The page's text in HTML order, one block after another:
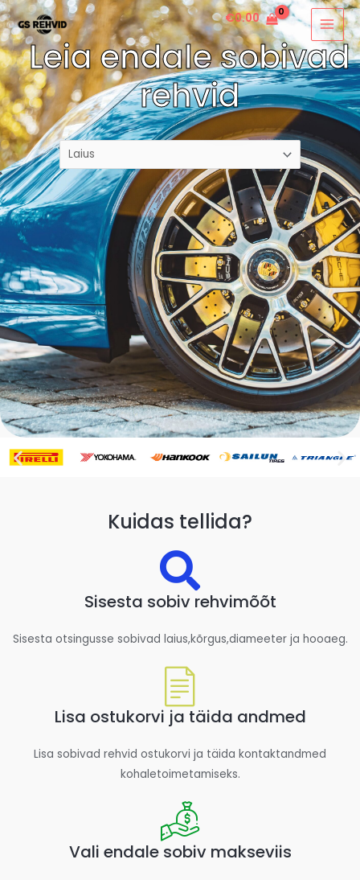
€0.00
Leia endale sobivad
rehvid
Kuidas tellida?
Sisesta sobiv rehvimõõt
Sisesta otsingusse sobivad laius,kõrgus,diameeter ja hooaeg.
Lisa ostukorvi ja täida andmed
Lisa sobivad rehvid ostukorvi ja täida kontaktandmed
kohaletoimetamiseks.
Vali endale sobiv makseviis